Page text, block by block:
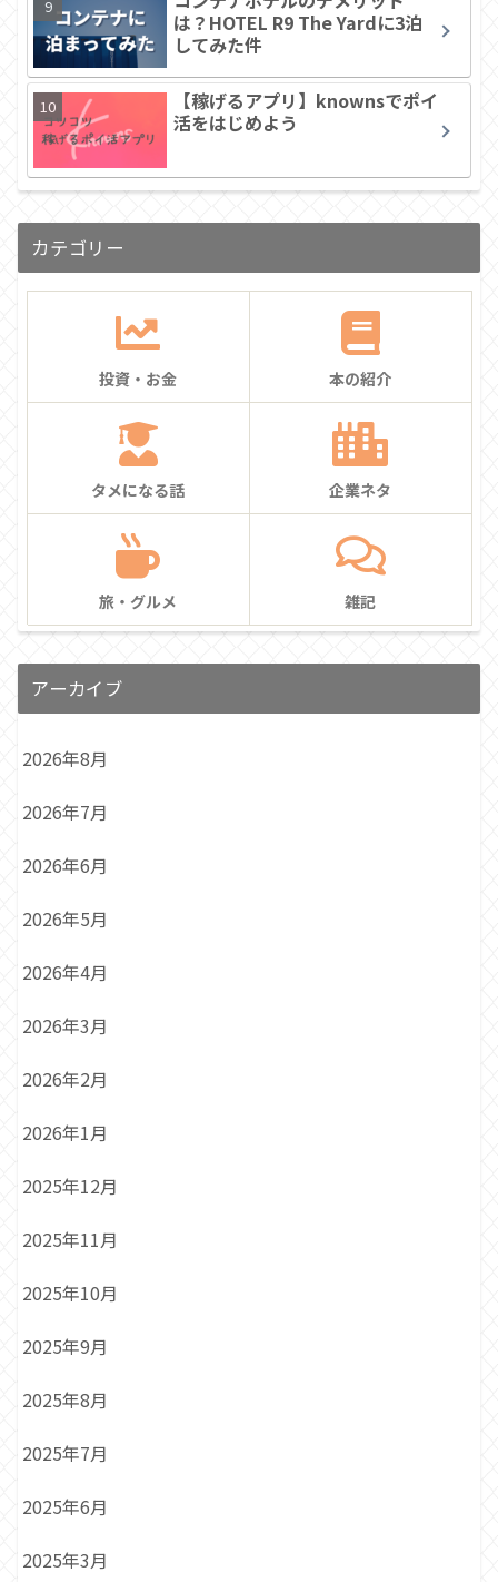
は？HOTEL R9 The Yardに3泊
してみた件
【稼げるアプリ】knownsでポイ
活をはじめよう
カテゴリー
投資・お金 本の紹介
タメになる話 企業ネタ
旅・グルメ 雑記
アーカイブ
2026年8月
2026年7月
2026年6月
2026年5月
2026年4月
2026年3月
2026年2月
2026年1月
2025年12月
2025年11月
2025年10月
2025年9月
2025年8月
2025年7月
2025年6月
2025年3月